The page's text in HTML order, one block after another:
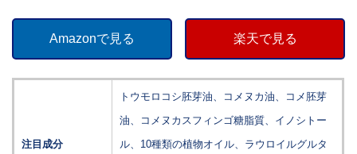
Amazonで見る 楽天で見る
注目成分
トウモロコシ胚芽油、 コメヌカ油、コメ胚芽
油、コメヌカスフィンゴ糖脂質、 イノシトー
ル、10種類の植物オイル、ラウロイルグルタ